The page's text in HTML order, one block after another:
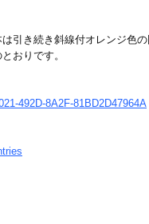
引き続き斜線付オレンジ色
おりです。
492D-8A2F-81BD2D47964A